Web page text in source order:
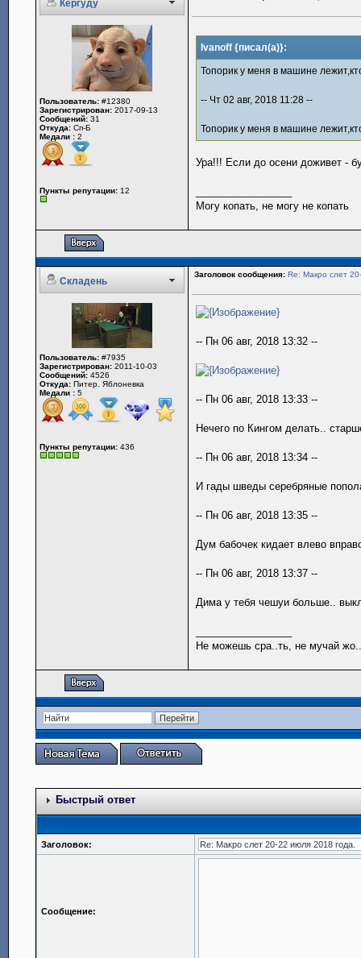
Кергуду
Пользователь: #12380
Зарегистрирован: 2017-09-13
Сообщений: 31
Откуда: Сп-Б
Медали : 2
Пункты репутации: 12
Ivanoff {писал(а)}:
Топорик у меня в машине
-- Чт 02 авг, 2018 11:28 --
Топорик у меня в машине
Ура!!! Если до осени доживет -
Могу копать, не могу не копать
Складень
Заголовок сообщения: Re: Макро слет
Пользователь: #7935
Зарегистрирован: 2011-10-03
Сообщений: 4526
Откуда: Питер. Яблоневка
Медали : 5
Пункты репутации: 436
-- Пн 06 авг, 2018 13:32 --
-- Пн 06 авг, 2018 13:33 --
Нечего по Кингом делать..
-- Пн 06 авг, 2018 13:34 --
И гады шведы серебряные
-- Пн 06 авг, 2018 13:35 --
Дум бабочек кидает влево
-- Пн 06 авг, 2018 13:37 --
Дима у тебя чешуи больше..
Не можешь сра..ть, не мучай
Быстрый ответ
Заголовок:
Сообщение: